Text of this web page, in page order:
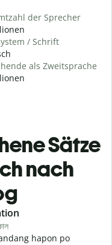
der Sprecher
/ Schrift
als Zweitsprache
Sätze
nach
hapon po